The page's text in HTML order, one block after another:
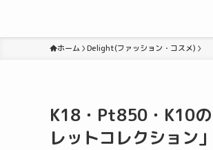
ホーム Delight(ファッション・コスメ)
K18・Pt850・K10
レットコレクション」